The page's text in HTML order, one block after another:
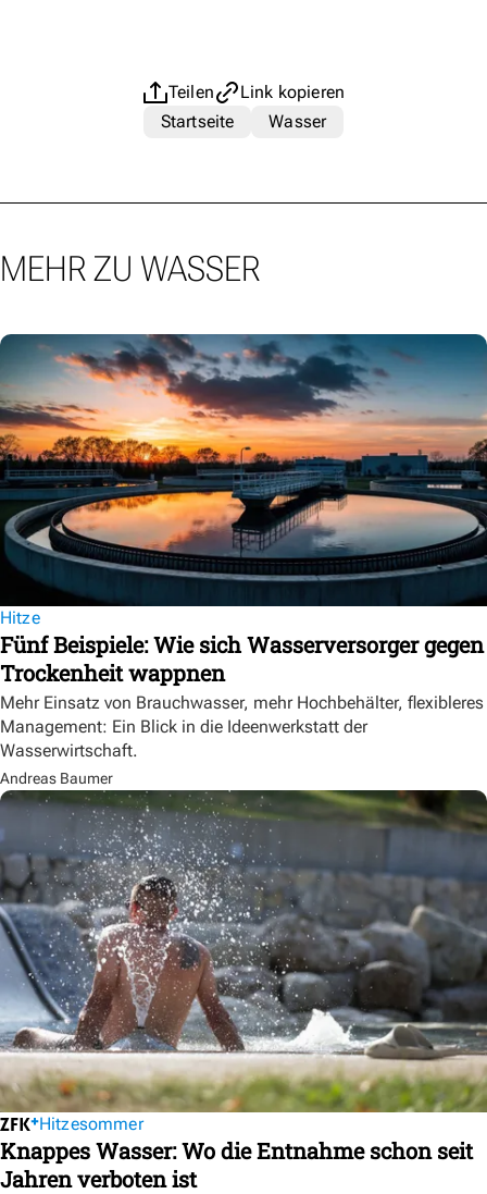
Teilen
Link kopieren
Startseite
Wasser
MEHR ZU WASSER
Hitze
Fünf Beispiele: Wie sich Wasserversorger gegen
Trockenheit wappnen
Mehr Einsatz von Brauchwasser, mehr Hochbehälter, flexibleres
Management: Ein Blick in die Ideenwerkstatt der
Wasserwirtschaft.
Andreas Baumer
Hitzesommer
Knappes Wasser: Wo die Entnahme schon seit
Jahren verboten ist